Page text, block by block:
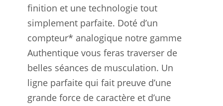
finition et une technologie tout
simplement parfaite. Doté d’un
compteur* analogique notre gamme
Authentique vous feras traverser de
belles séances de musculation. Un
ligne parfaite qui fait preuve d’une
grande force de caractère et d’une